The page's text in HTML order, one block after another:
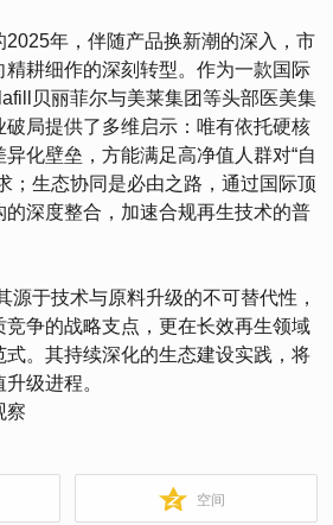
2025年，伴随产品换新潮的深入，市
耕细作的深刻转型。作为一款国际
贝丽菲尔与美莱集团等头部医美集
破局提供了多维启示：唯有依托硬核
化壁垒，方能满足高净值人群对“自
；生态协同是必由之路，通过国际顶
的深度整合，加速合规再生技术的普
源于技术与原料升级的不可替代性，
争的战略支点，更在长效再生领域
。其持续深化的生态建设实践，将
级进程。
察
空间